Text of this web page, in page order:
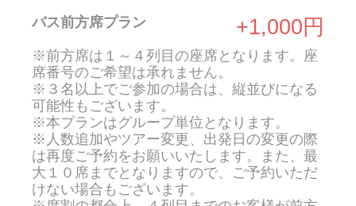
バス前方席プラン
+1,000円
※前方席は１～４列目の座席となります。座
席番号のご希望は承れません。
※３名以上でご参加の場合は、縦並びになる
可能性もございます。
※本プランはグループ単位となります。
※人数追加やツアー変更、出発日の変更の際
は再度ご予約をお願いいたします。また、最
大１０席までとなりますので、ご予約いただ
けない場合もございます。